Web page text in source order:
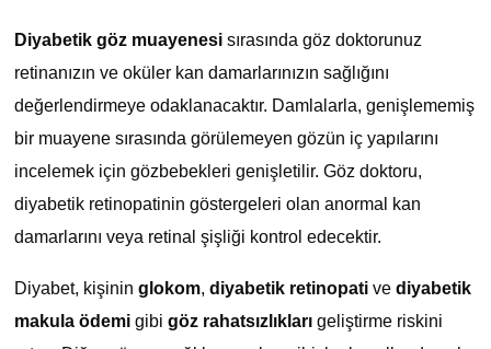
Diyabetik göz muayenesisırasında göz doktorunuz
retinanızın ve oküler kan damarlarınızın sağlığını
değerlendirmeye odaklanacaktır. Damlalarla, genişlememiş
bir muayene sırasında görülemeyen gözün iç yapılarını
incelemek için gözbebekleri genişletilir. Göz doktoru,
diyabetik retinopatinin göstergeleri olan anormal kan
damarlarını veya retinal şişliği kontrol edecektir.
Diyabet, kişinin glokom, diyabetik retinopative diyabetik
makula ödemigibi göz rahatsızlıklarıgeliştirme riskini